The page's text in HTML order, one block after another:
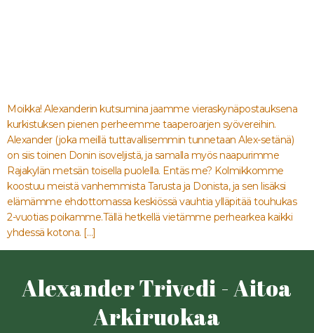
Moikka! Alexanderin kutsumina jaamme vieraskynäpostauksena
kurkistuksen pienen perheemme taaperoarjen syövereihin.
Alexander (joka meillä tuttavallisemmin tunnetaan Alex-setänä)
on siis toinen Donin isoveljistä, ja samalla myös naapurimme
Rajakylän metsän toisella puolella. Entäs me? Kolmikkomme
koostuu meistä vanhemmista Tarusta ja Donista, ja sen lisäksi
elämämme ehdottomassa keskiössä vauhtia ylläpitää touhukas
2-vuotias poikamme.Tällä hetkellä vietämme perhearkea kaikki
yhdessä kotona. […]
Alexander Trivedi - Aitoa
Arkiruokaa